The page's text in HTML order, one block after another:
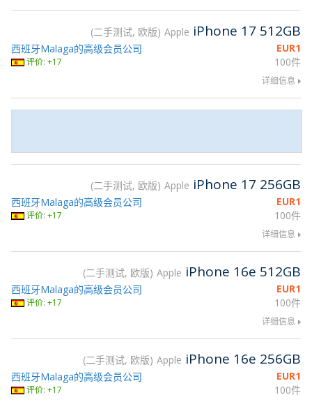
二手测试, 欧版 Apple iPhone 17 512GB
EUR1
100件
西班牙Malaga的高级会员公司
评价: +17
详细信息
二手测试, 欧版 Apple iPhone 17 256GB
EUR1
100件
西班牙Malaga的高级会员公司
评价: +17
详细信息
二手测试, 欧版 Apple iPhone 16e 512GB
EUR1
100件
西班牙Malaga的高级会员公司
评价: +17
详细信息
二手测试, 欧版 Apple iPhone 16e 256GB
EUR1
100件
西班牙Malaga的高级会员公司
评价: +17